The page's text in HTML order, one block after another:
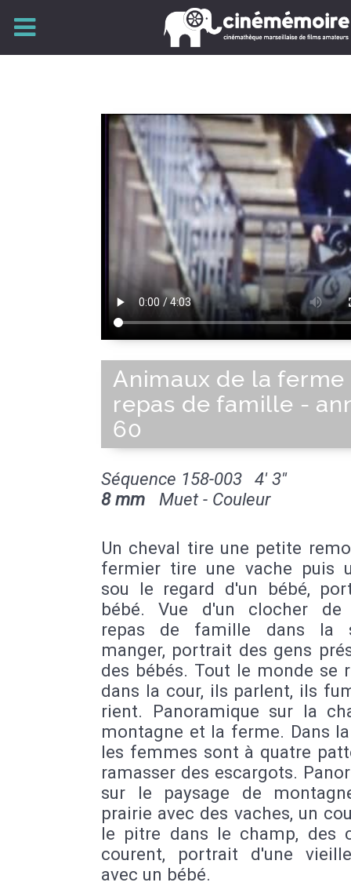
Animaux de la ferme
repas de famille -
60
Séquence 158-003
4' 3''
8 mm Muet - Couleur
Un cheval tire une petite
fermier tire une vache puis
sou le regard d'un bébé,
bébé. Vue d'un clocher de
repas de famille dans la
manger, portrait des gens
des bébés. Tout le monde se
dans la cour, ils parlent, ils
rient. Panoramique sur la
montagne et la ferme. Dans
les femmes sont à quatre
ramasser des escargots.
sur le paysage de
prairie avec des vaches, un
le pitre dans le champ, des
courent, portrait d'une
avec un bébé.